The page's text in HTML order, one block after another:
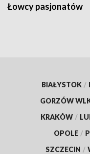
Łowcy pasjonatów
BIAŁYSTOK /
GORZÓW
KRAKÓW /
OPOLE /
SZCZECIN /